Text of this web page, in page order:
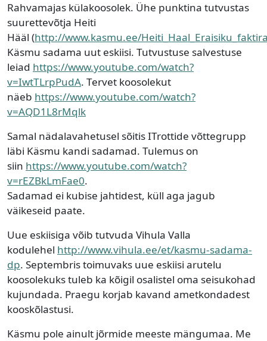
Rahvamajas külakoosolek. Ühe punktina tutvustas
suurettevõtja Heiti
Hääl (http://www.kasmu.ee/
Käsmu sadama uut eskiisi. Tutvustuse salvestuse
leiad https://www.youtube.com/watch?
v=IwtTLrpPudA. Tervet koosolekut
näeb https://www.youtube.com/watch?
v=AQD1L8rMqlk
Samal nädalavahetusel sõitis ITrottide võttegrupp
läbi Käsmu kandi sadamad. Tulemus on
siin https://www.youtube.com/watch?
v=rEZBkLmFae0.
Sadamad ei kubise jahtidest, küll aga jagub
väikeseid paate.
Uue eskiisiga võib tutvuda Vihula Valla
kodulehel http://www.vihula.ee/et/kasmu-sadama-
dp. Septembris toimuvaks uue eskiisi arutelu
koosolekuks tuleb ka kõigil osalistel oma seisukohad
kujundada. Praegu korjab kavand ametkondadest
kooskõlastusi.
Käsmu pole ainult jõrmide meeste mängumaa. Me